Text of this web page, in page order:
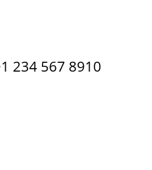
234 567 8910